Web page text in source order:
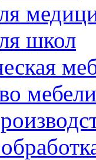
школ
мебели